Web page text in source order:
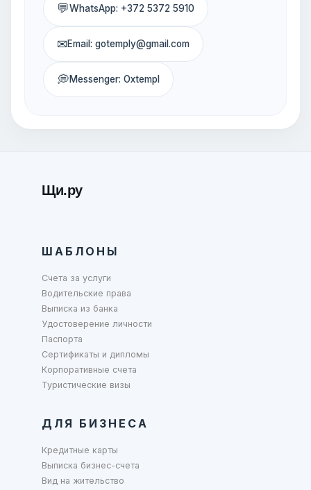
💬WhatsApp: +372 5372 5910
✉Email: gotemply@gmail.com
💭Messenger: Oxtempl
Щи.ру
ШАБЛОНЫ
Счета за услуги
Водительские права
Выписка из банка
Удостоверение личности
Паспорта
Сертификаты и дипломы
Корпоративные счета
Туристические визы
ДЛЯ БИЗНЕСА
Кредитные карты
Выписка бизнес-счета
Вид на жительство